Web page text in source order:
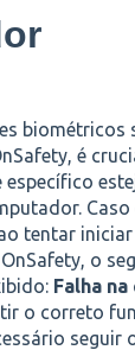
biométricos
é
tentar
o
Falha
o correto
seguir